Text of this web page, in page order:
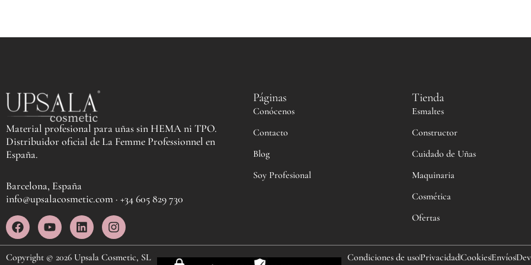
Material profesional para uñas sin HEMA ni TPO.
Distribuidor oficial de La Femme Professionnel en
España.
Barcelona, España
info@upsalacosmetic.com · +34 605 829 730
F
a
c
e
Y
o
u
t
L
i
n
k
I
n
s
t
Páginas
Conócenos
Contacto
Blog
Soy Profesional
Tienda
Esmaltes
Constructor
Cuidado de Uñas
Maquinaria
Cosmética
Ofertas
Copyright © 2026 Upsala Cosmetic, SL Condiciones de usoPrivacidadCookiesEnvíos